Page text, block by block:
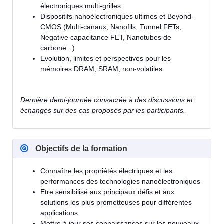
électroniques multi-grilles
Dispositifs nanoélectroniques ultimes et Beyond-
CMOS (Multi-canaux, Nanofils, Tunnel FETs,
Negative capacitance FET, Nanotubes de
carbone...)
Evolution, limites et perspectives pour les
mémoires DRAM, SRAM, non-volatiles
Dernière demi-journée consacrée à des discussions et
échanges sur des cas proposés par les participants.
Objectifs de la formation
Connaître les propriétés électriques et les
performances des technologies nanoélectroniques
Etre sensibilisé aux principaux défis et aux
solutions les plus prometteuses pour différentes
applications